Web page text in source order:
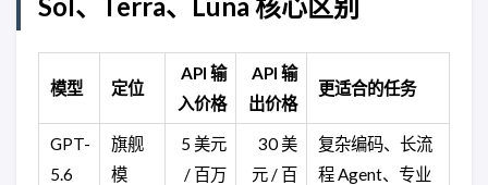
模型 定位
API 输
入价格
API 输
出价格
更适合的任务
GPT-
5.6
旗舰
模
5 美元
/ 百万
30 美
元 / 百
复杂编码、长流
程 Agent、专业